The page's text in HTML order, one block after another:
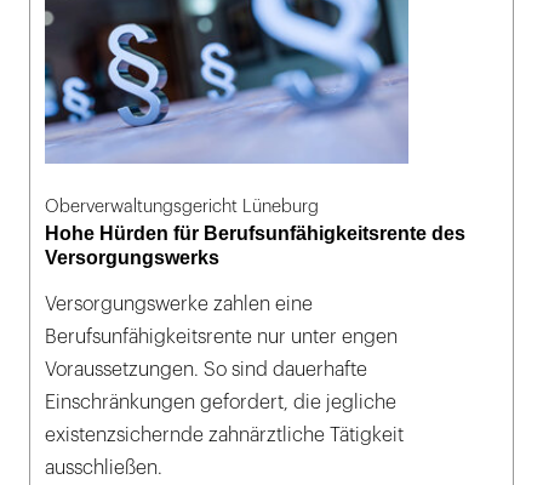
Oberverwaltungsgericht Lüneburg
Hohe Hürden für Berufsunfähigkeitsrente des
Versorgungswerks
Versorgungswerke zahlen eine
Berufsunfähigkeitsrente nur unter engen
Voraussetzungen. So sind dauerhafte
Einschränkungen gefordert, die jegliche
existenzsichernde zahnärztliche Tätigkeit
ausschließen.